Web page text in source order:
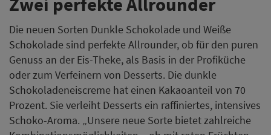
Die neuen Sorten Dunkle Schokolade und Weiße
Schokolade sind perfekte Allrounder, ob für den puren
Genuss an der Eis-Theke, als Basis in der Profiküche
oder zum Verfeinern von Desserts. Die dunkle
Schokoladeneiscreme hat einen Kakaoanteil von 70
Prozent. Sie verleiht Desserts ein raffiniertes, intensives
Schoko-Aroma. „Unsere neue Sorte bietet zahlreiche